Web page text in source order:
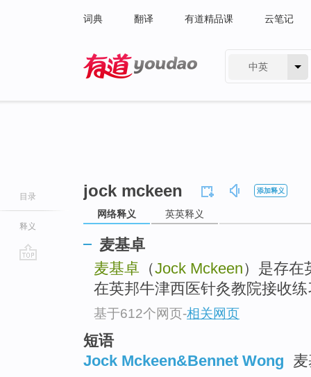
词典 翻译 有道精品课 云笔记
中英
目录
释义
jock mckeen 添加释义
网络释义 英英释义
麦基卓
麦基卓 （Jock Mckeen）是存在
在英邦牛津西医针灸教院接收
基于612个网页-相关网页
短语
Jock Mckeen&Bennet Wong